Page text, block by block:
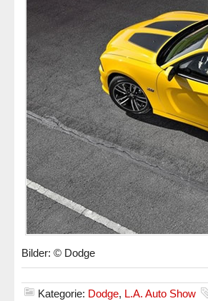
Bilder: © Dodge
Kategorie: Dodge, L.A. Auto Show